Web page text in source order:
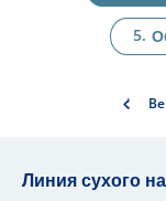
Линия сухого